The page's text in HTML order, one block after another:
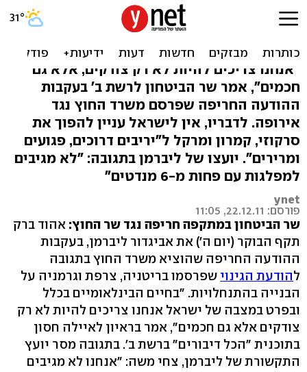
ברק נגד ליברמן: "בריטניה זה
לא מאוריטניה"
"אנחנו צריכים להיות לא רק צודקים, אלא גם
חכמים", אמר שר הביטחון לרשת ב' בעקבות
ההודעה החריפה שפרסם משרד החוץ נגד
אירופה. לדבריו, אין לישראל עניין להפוך את
סרקוזי, קמרון ומרקל ל"יריבים דרוכים, פגועים
ומרירים". יועצו של ליברמן בתגובה: "לא מגיבים
למפלגות עם פחות מ-6 מנדטים"
ynet
פורסם: 22.12.11, 11:05
שר הביטחון במתקפה חריפה נגד שר החוץ: אהוד ברק
תקף הבוקר (יום ה') את אביגדור ליברמן, בעקבות
ההודעה החריפה שהוציא משרד החוץ בתגובה
להודעת הגינוי שפרסמו בריטניה, צרפת וגרמניה על
הבנייה בהתנחלויות. "בחיים הבינלאומיים בכלל
ובפרט במצבה של ישראל אנחנו צריכים להיות לא רק
צודקים אלא גם חכמים", אמר בראיון לאיילה חסון
בתוכנית "הכל דיבורים" ברשת ב'. בתגובה מסר יועץ
התקשורת של ליברמן, צחי משה: "אנחנו לא מגיבים